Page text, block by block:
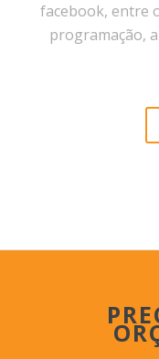
facebook, entre
programação,